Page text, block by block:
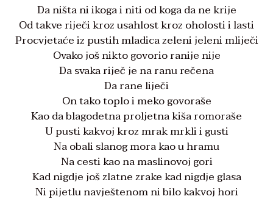
Da ništa ni ikoga i niti od koga da ne krije
Od takve riječi kroz usahlost kroz oholosti i lasti
Procvjetaće iz pustih mladica zeleni jeleni mliječi
Ovako još nikto govorio ranije nije
Da svaka riječ je na ranu rečena
Da rane liječi
On tako toplo i meko govoraše
Kao da blagodetna proljetna kiša romoraše
U pusti kakvoj kroz mrak mrkli i gusti
Na obali slanog mora kao u hramu
Na cesti kao na maslinovoj gori
Kad nigdje još zlatne zrake kad nigdje glasa
Ni pijetlu navještenom ni bilo kakvoj hori